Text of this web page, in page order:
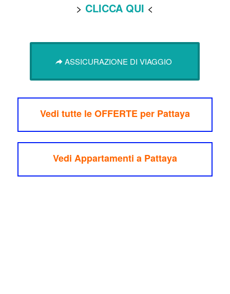
> CLICCA QUI <
ASSICURAZIONE DI VIAGGIO
Vedi tutte le OFFERTE per Pattaya
Vedi Appartamenti a Pattaya